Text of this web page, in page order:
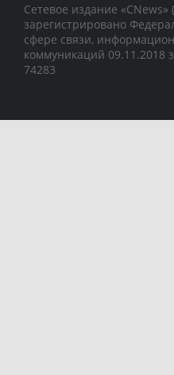
Сетевое издание
зарегистрировано
сфере связи,
коммуникаций
74283